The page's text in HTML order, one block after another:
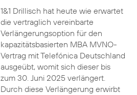
1&1 Drillisch hat heute wie erwartet
die vertraglich vereinbarte
Verlängerungsoption für den
kapazitätsbasierten MBA MVNO-
Vertrag mit Telefónica Deutschland
ausgeübt, womit sich dieser bis
zum 30. Juni 2025 verlängert.
Durch diese Verlängerung erwirbt